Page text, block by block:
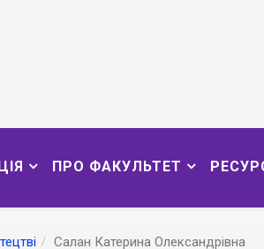
ПРО ФАКУЛЬТЕТ
Салан Катерина Олександрівна